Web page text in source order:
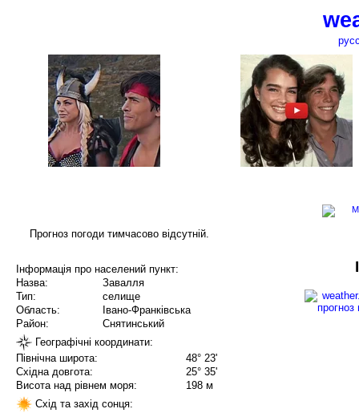
Прогноз погоди тимчасово відсутній.
Інформація про населений пункт:
Назва:
Завалля
Тип:
селище
Область:
Івано-Франківська
Район:
Снятинський
Географічні координати:
Північна широта:
48° 23'
Східна довгота:
25° 35'
Висота над рівнем моря:
198 м
Схід та захід сонця: